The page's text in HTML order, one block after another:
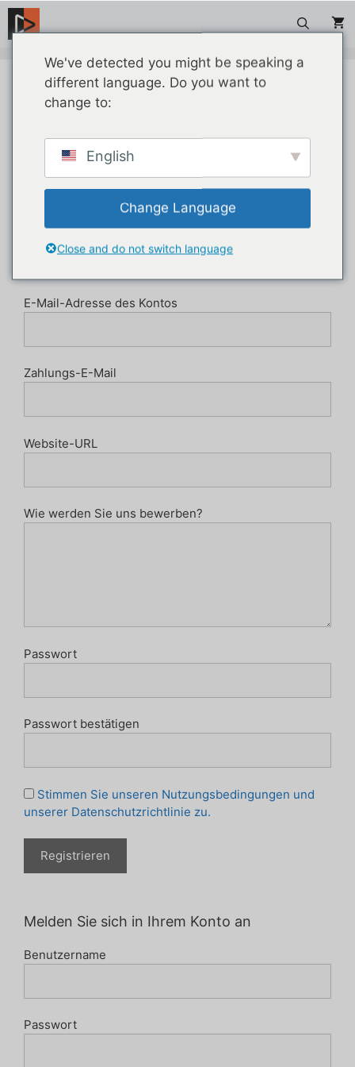
Zum
Inhalt
springen
Ihr Affiliate-Dashboard
Ihr Name
Benutzername
E-Mail-Adresse des Kontos
Zahlungs-E-Mail
Website-URL
Wie werden Sie uns bewerben?
Passwort
Passwort bestätigen
Stimmen Sie unseren Nutzungsbedingungen und
unserer Datenschutzrichtlinie zu.
Melden Sie sich in Ihrem Konto an
Benutzername
Passwort
We've detected you might be speaking a
different language. Do you want to
change to:
English
Change Language
Close and do not switch language